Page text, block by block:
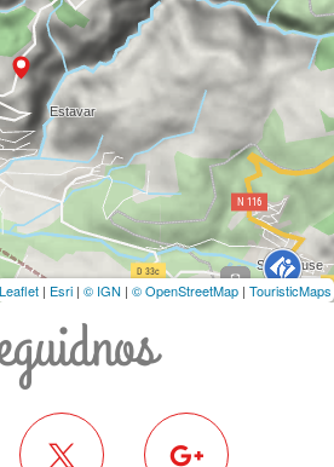
Leaflet | Esri | © IGN | © OpenStreetMap | TouristicMaps